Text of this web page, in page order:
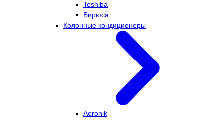
Toshiba
Бирюса
Колонные кондиционеры
Aeronik